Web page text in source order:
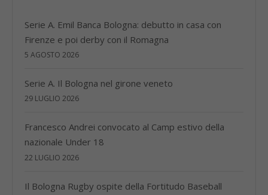
Serie A. Emil Banca Bologna: debutto in casa con
Firenze e poi derby con il Romagna
5 AGOSTO 2026
Serie A. Il Bologna nel girone veneto
29 LUGLIO 2026
Francesco Andrei convocato al Camp estivo della
nazionale Under 18
22 LUGLIO 2026
Il Bologna Rugby ospite della Fortitudo Baseball